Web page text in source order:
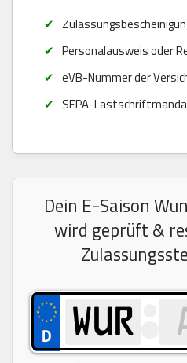
Personalausweis oder
eVB-Nummer der
SEPA-
Dein E-Saison
wird geprüft &